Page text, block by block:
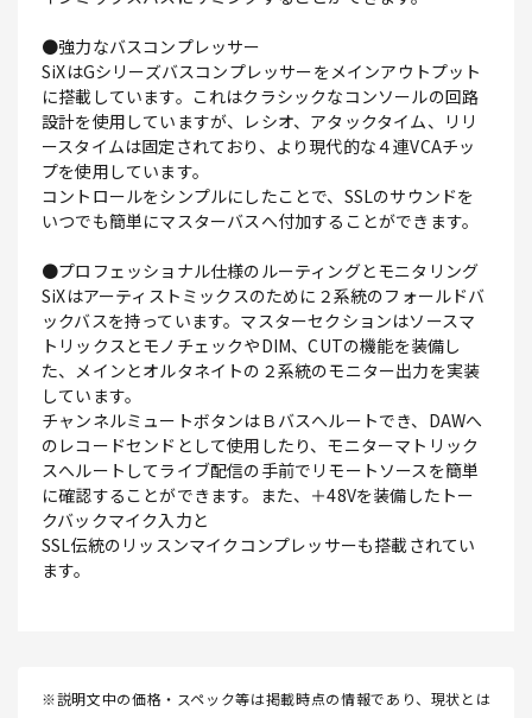
●強力なバスコンプレッサー
SiXはGシリーズバスコンプレッサーをメインアウトプット
に搭載しています。これはクラシックなコンソールの回路
設計を使用していますが、レシオ、アタックタイム、リリ
ースタイムは固定されており、より現代的な４連VCAチッ
プを使用しています。
コントロールをシンプルにしたことで、SSLのサウンドを
いつでも簡単にマスターバスへ付加することができます。
●プロフェッショナル仕様のルーティングとモニタリング
SiXはアーティストミックスのために２系統のフォールドバ
ックバスを持っています。マスターセクションはソースマ
トリックスとモノチェックやDIM、CUTの機能を装備し
た、メインとオルタネイトの２系統のモニター出力を実装
しています。
チャンネルミュートボタンはＢバスへルートでき、DAWへ
のレコードセンドとして使用したり、モニターマトリック
スへルートしてライブ配信の手前でリモートソースを簡単
に確認することができます。また、＋48Vを装備したトー
クバックマイク入力と
SSL伝統のリッスンマイクコンプレッサーも搭載されてい
ます。
※説明文中の価格・スペック等は掲載時点の情報であり、現状とは